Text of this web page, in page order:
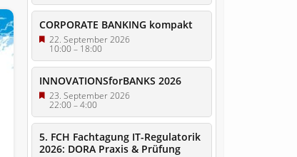
CORPORATE BANKING kompakt
22. September 2026
10:00– 18:00
INNOVATIONSforBANKS 2026
23. September 2026
22:00–4:00
5. FCH Fachtagung IT-Regulatorik
2026: DORA Praxis & Prüfung